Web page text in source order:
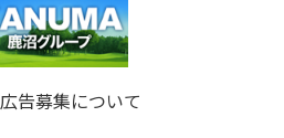
広告募集について